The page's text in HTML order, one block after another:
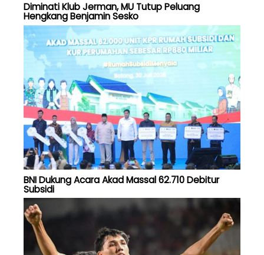
Diminati Klub Jerman, MU Tutup Peluang
Hengkang Benjamin Sesko
BNI Dukung Acara Akad Massal 62.710 Debitur
Subsidi